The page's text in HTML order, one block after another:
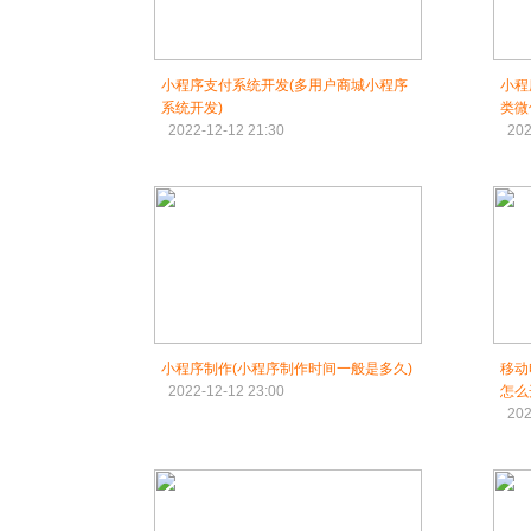
小程序支付系统开发(多用户商城小程序
系统开发)
2022-12-12 21:30
小
类
小程序制作(小程序制作时间一般是多久)
2022-12-12 23:00
移
怎